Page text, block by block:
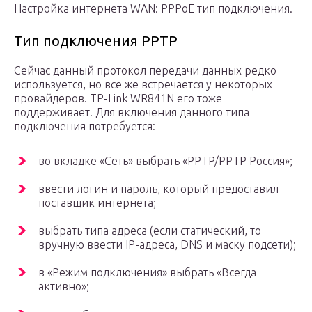
Настройка интернета WAN: PPPoE тип подключения.
Тип подключения PPTP
Сейчас данный протокол передачи данных редко
используется, но все же встречается у некоторых
провайдеров. TP-Link WR841N его тоже
поддерживает. Для включения данного типа
подключения потребуется:
во вкладке «Сеть» выбрать «PPTP/PPTP Россия»;
ввести логин и пароль, который предоставил
поставщик интернета;
выбрать типа адреса (если статический, то
вручную ввести IP-адреса, DNS и маску подсети);
в «Режим подключения» выбрать «Всегда
активно»;